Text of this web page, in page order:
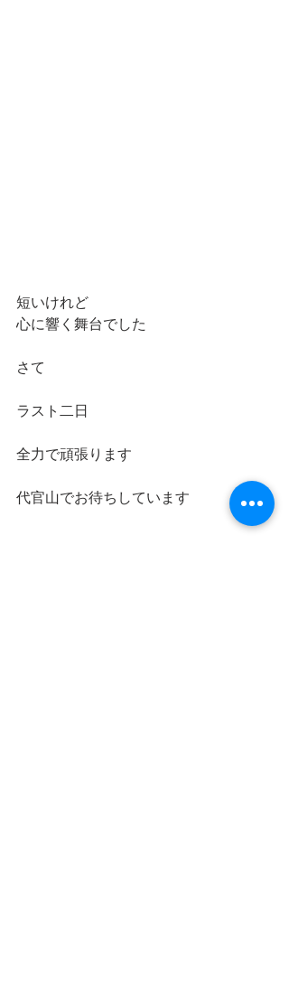
短いけれど
心に響く舞台でした
さて
ラスト二日
全力で頑張ります
代官山でお待ちしています